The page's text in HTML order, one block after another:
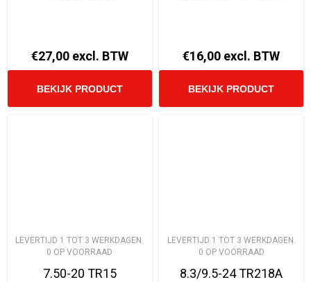
€27,00 excl. BTW €16,00 excl. BTW
LEVERTIJD 1 TOT 3 WERKDAGEN.
0 OP VOORRAAD
7.50-20 TR15
LEVERTIJD 1 TOT 3 WERKDAGEN.
0 OP VOORRAAD
8.3/9.5-24 TR218A